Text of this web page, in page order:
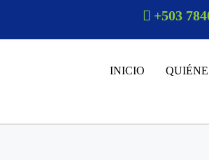
+503
INICIO